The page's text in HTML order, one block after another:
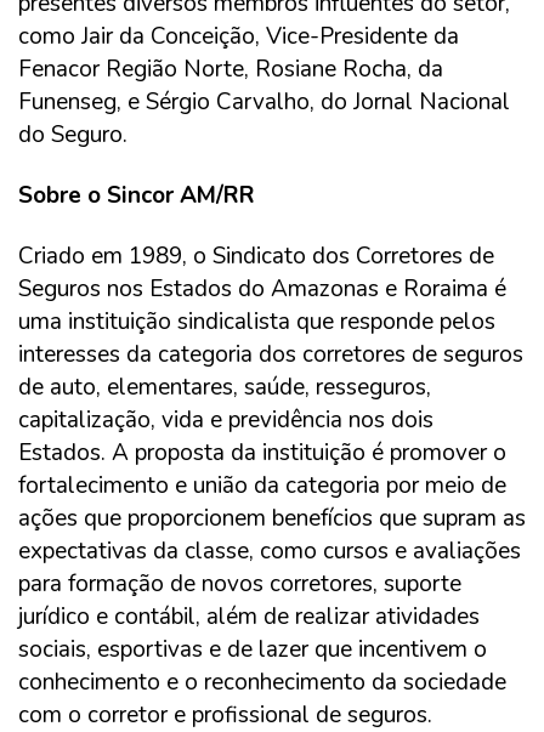
como Jair da Conceição, Vice-Presidente da
Fenacor Região Norte, Rosiane Rocha, da
Funenseg, e Sérgio Carvalho, do Jornal Nacional
do Seguro.
Sobre o Sincor AM/RR
Criado em 1989, o Sindicato dos Corretores de
Seguros nos Estados do Amazonas e Roraima é
uma instituição sindicalista que responde pelos
interesses da categoria dos corretores de seguros
de auto, elementares, saúde, resseguros,
capitalização, vida e previdência nos dois
Estados. A proposta da instituição é promover o
fortalecimento e união da categoria por meio de
ações que proporcionem benefícios que supram as
expectativas da classe, como cursos e avaliações
para formação de novos corretores, suporte
jurídico e contábil, além de realizar atividades
sociais, esportivas e de lazer que incentivem o
conhecimento e o reconhecimento da sociedade
com o corretor e profissional de seguros.